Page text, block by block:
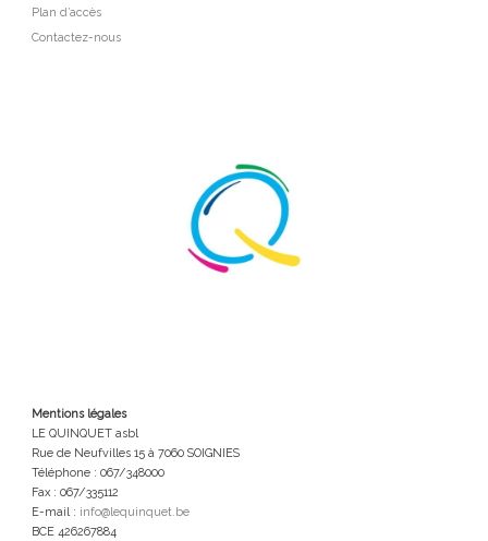
Plan d’accès
Contactez-nous
Mentions légales
LE QUINQUET asbl
Rue de Neufvilles 15 à 7060 SOIGNIES
Téléphone : 067/348000
Fax : 067/335112
E-mail : info@lequinquet.be
BCE 426267884